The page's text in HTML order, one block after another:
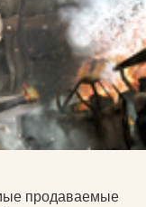
продаваемые